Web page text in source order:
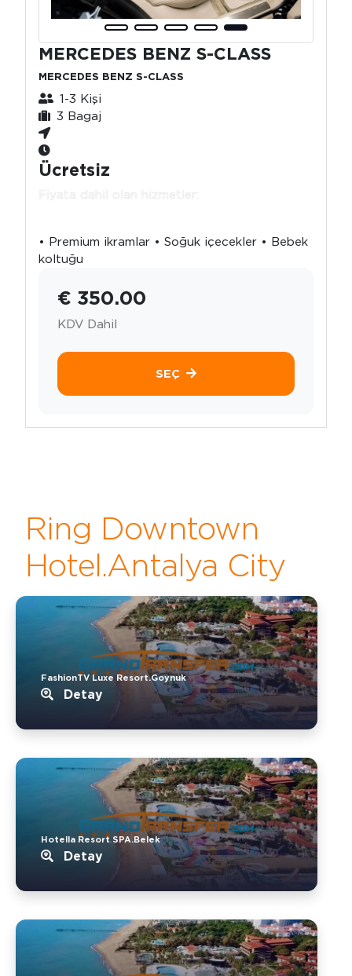
MERCEDES BENZ S-CLASS
MERCEDES BENZ S-CLASS
1-3 Kişi
3 Bagaj
Ücretsiz
Fiyata dahil olan hizmetler:
• Premium ikramlar • Soğuk içecekler • Bebek
koltuğu
€ 350.00
KDV Dahil
SEÇ
Ring Downtown
Hotel.Antalya City
FashionTV Luxe Resort.Goynuk
Detay
Hotella Resort SPA.Belek
Detay